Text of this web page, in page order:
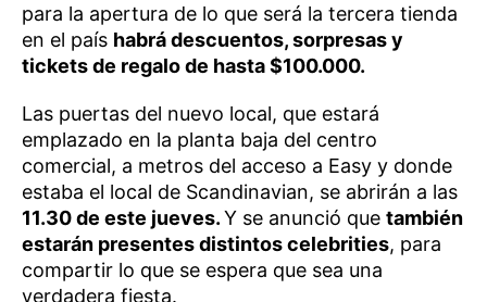
para la apertura de lo que será la tercera tienda
en el país habrá descuentos, sorpresas y
tickets de regalo de hasta $100.000.
Las puertas del nuevo local, que estará
emplazado en la planta baja del centro
comercial, a metros del acceso a Easy y donde
estaba el local de Scandinavian, se abrirán a las
11.30 de este jueves.Y se anunció que también
estarán presentes distintos celebrities, para
compartir lo que se espera que sea una
verdadera fiesta.